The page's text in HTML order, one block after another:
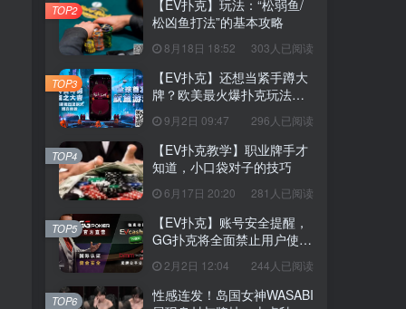
【EV扑克】玩法：“松弱鱼/
松凶鱼打法”的基本攻略
8月18日 18:52 303人已阅读
TOP2
【EV扑克】还想当紧手蹲大
牌？欧美最火爆扑克玩法
9月2日 09:47 296人已阅读
TOP3
【EV扑克教学】职业牌手才
知道，小口袋对子的技巧
6月17日 20:20 281人已阅读
TOP4
【EV扑克】账号安全提醒，
GG扑克将全面禁止用户使用
任何「模拟器」及「越狱手
机」运行游戏
2月2日 12:04 244人已阅读
TOP5
性感连发！岛国女神WASABI
TOP6